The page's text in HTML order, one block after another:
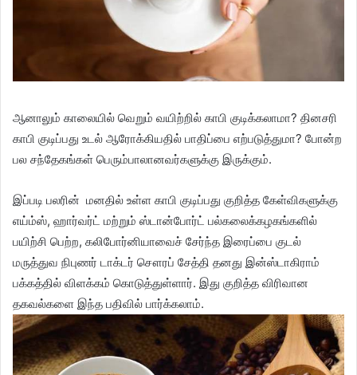
ஆனாலும் காலையில் வெறும் வயிற்றில் காபி குடிக்கலாமா? தினசரி
காபி குடிப்பது உடல் ஆரோக்கியதில் பாதிப்பை எற்படுத்துமா? போன்ற
பல சந்தேகங்கள் பெரும்பாலானவர்களுக்கு இருக்கும்.
இப்படி பலரின் மனதில் உள்ள காபி குடிப்பது குறித்த கேள்விகளுக்கு
எய்ம்ஸ், ஹார்வர்ட் மற்றும் ஸ்டான்போர்ட் பல்கலைக்கழகங்களில்
பயிற்சி பெற்ற, கலிபோர்னியாவைச் சேர்ந்த இரைப்பை குடல்
மருத்துவ நிபுணர் டாக்டர் சௌரப் சேத்தி தனது இன்ஸ்டாகிராம்
பக்கத்தில் விளக்கம் கொடுத்துள்ளார். இது குறித்த விரிவான
தகவல்களை இந்த பதிவில் பார்க்கலாம்.